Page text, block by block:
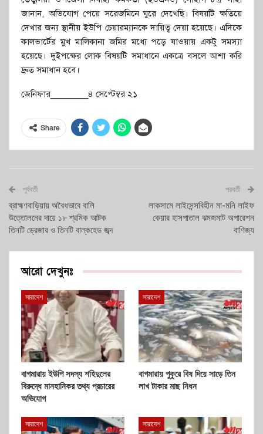
জানান, অভিযোগ পেয়ে সরেজমিনে ঘুরে দেখেছি। বিষয়টি ক্ষতিয়ে
দেখার জন্য স্থানীয় ইউপি চেয়ারম্যানকে দায়িত্ব দেয়া হয়েছে। এদিকে
কালভার্টের মুখ মালিকানা জমির মধ্যে পড়ে যাওয়ায় একটু সমস্যা
হয়েছে। দুইপক্ষের লোক বিষয়টি সমাধানে একত্রে বসলে আশা করি
দ্রুত সমাধান হবে।
জেনিফার________৪ সেপ্টেম্বর ২১
Share
পূর্ববর্তী
ব্রাহ্মণবাড়িয়ায় অবৈধভাবে বালি
উত্তোলনের দায়ে ১৮ শ্রমিক আটক
তিনটি ড্রেজার ও তিনটি বাল্কহেড জব্দ
পরবর্তী
লাকসামে লাইসেন্সবিহীন মা-মনি লাইফ
কেয়ার হাসপাতাল ঝমজমাট অপারেশন
বাণিজ্য
আরো দেখুনঃ
সারাদেশ
বাগমারায় ইউপি সদস্য শহিদুলের
বিরুদ্ধে মানহানিকর তথ্য প্রচারের
অভিযোগ
সারাদেশ
বাগমারায় পুকুরে বিষ দিয়ে সাড়ে তিন
লাখ টাকার মাছ নিধন
সারাদেশ সারাদেশ